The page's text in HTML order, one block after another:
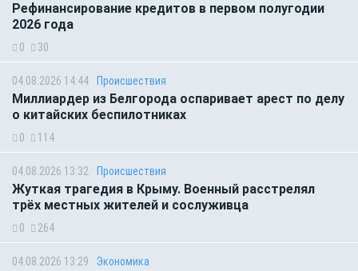
Рефинансирование кредитов в первом полугодии
2026 года
0 30
04.08.2026 14:44 Происшествия
Миллиардер из Белгорода оспаривает арест по делу
о китайских беспилотниках
0 114
04.08.2026 13:32 Происшествия
Жуткая трагедия в Крыму. Военный расстрелял
трёх местных жителей и сослуживца
0 264
04.08.2026 13:29 Экономика